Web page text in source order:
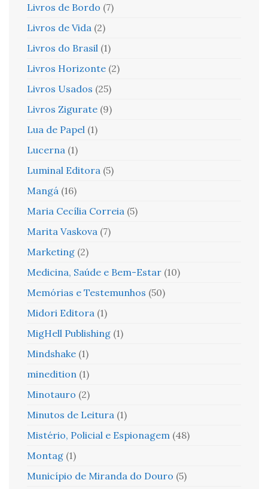
Livros de Bordo (7)
Livros de Vida (2)
Livros do Brasil (1)
Livros Horizonte (2)
Livros Usados (25)
Livros Zigurate (9)
Lua de Papel (1)
Lucerna (1)
Luminal Editora (5)
Mangá (16)
Maria Cecília Correia (5)
Marita Vaskova (7)
Marketing (2)
Medicina, Saúde e Bem-Estar (10)
Memórias e Testemunhos (50)
Midori Editora (1)
MigHell Publishing (1)
Mindshake (1)
minedition (1)
Minotauro (2)
Minutos de Leitura (1)
Mistério, Policial e Espionagem (48)
Montag (1)
Município de Miranda do Douro (5)